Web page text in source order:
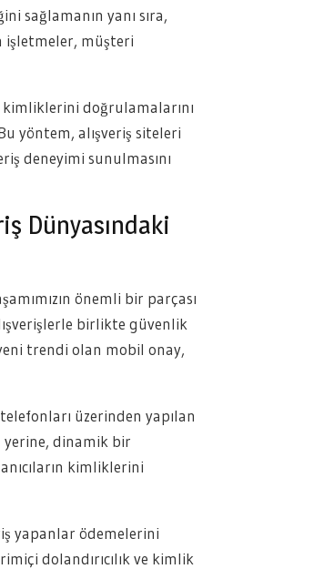
sağlamanın yanı sıra,
işletmeler, müşteri
kimliklerini doğrulamalarını
yöntem, alışveriş siteleri
deneyimi sunulmasını
Dünyasındaki
önemli bir parçası
birlikte güvenlik
trendi olan mobil onay,
üzerinden yapılan
dinamik bir
kimliklerini
yapanlar ödemelerini
dolandırıcılık ve kimlik